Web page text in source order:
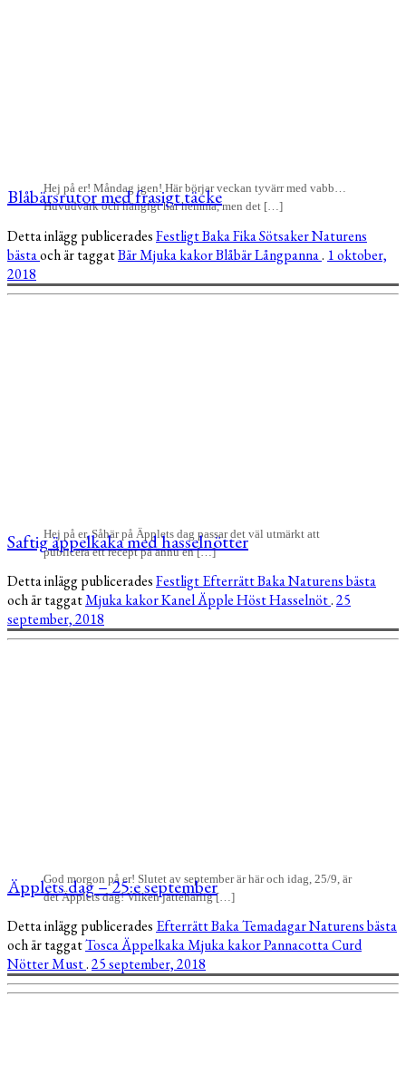
Hej på er! Måndag igen! Här börjar veckan tyvärr med vabb…
Huvudvärk och hängigt här hemma, men det […]
Blåbärsrutor med frasigt täcke
Detta inlägg publiceradesFestligtBakaFikaSötsakerNaturens
bästaoch är taggatBärMjuka kakorBlåbärLångpanna. 1 oktober,
2018
Hej på er, Såhär på Äpplets dag passar det väl utmärkt att
publicera ett recept på ännu en […]
Saftig äppelkaka med hasselnötter
Detta inlägg publiceradesFestligtEfterrättBakaNaturens bästa
och är taggatMjuka kakorKanelÄppleHöstHasselnöt.25
september, 2018
God morgon på er! Slutet av september är här och idag, 25/9, är
det Äpplets dag! Vilken jättehärlig […]
Äpplets dag – 25:e september
Detta inlägg publicerades EfterrättBakaTemadagarNaturens bästa
och är taggatToscaÄppelkakaMjuka kakorPannacottaCurd
NötterMust.25 september, 2018